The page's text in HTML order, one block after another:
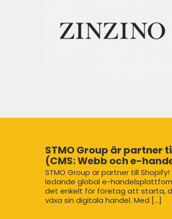
STMO Group är partner
(CMS: Webb och e-
STMO Group är partner till
ledande global e-
det enkelt för företag att starta,
växa sin digitala handel. Med [...]